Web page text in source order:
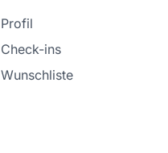
Profil
Check-ins
Wunschliste